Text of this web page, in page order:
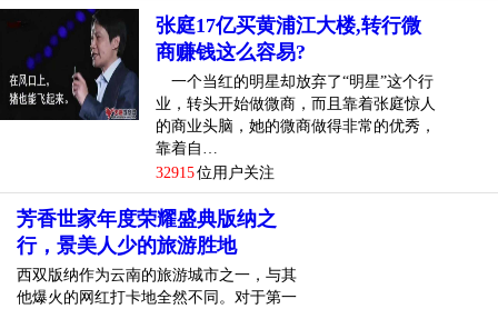
张庭17亿买黄浦江大楼,转行微
商赚钱这么容易?
一个当红的明星却放弃了“明星”这个行
业，转头开始做微商，而且靠着张庭惊人
的商业头脑，她的微商做得非常的优秀，
靠着自…
32915位用户关注
芳香世家年度荣耀盛典版纳之
行，景美人少的旅游胜地
西双版纳作为云南的旅游城市之一，与其
他爆火的网红打卡地全然不同。对于第一